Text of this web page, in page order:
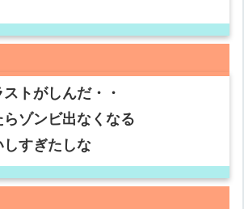
トがしんだ・・
ゾンビ出なくなる
しすぎたしな